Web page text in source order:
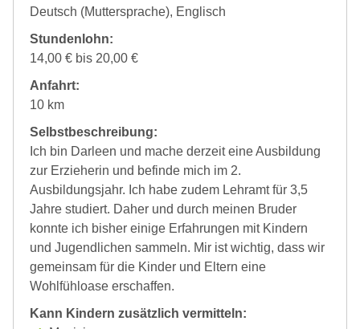
Deutsch (Muttersprache), Englisch
Stundenlohn:
14,00 € bis 20,00 €
Anfahrt:
10 km
Selbstbeschreibung:
Ich bin Darleen und mache derzeit eine Ausbildung
zur Erzieherin und befinde mich im 2.
Ausbildungsjahr. Ich habe zudem Lehramt für 3,5
Jahre studiert. Daher und durch meinen Bruder
konnte ich bisher einige Erfahrungen mit Kindern
und Jugendlichen sammeln. Mir ist wichtig, dass wir
gemeinsam für die Kinder und Eltern eine
Wohlfühloase erschaffen.
Kann Kindern zusätzlich vermitteln: